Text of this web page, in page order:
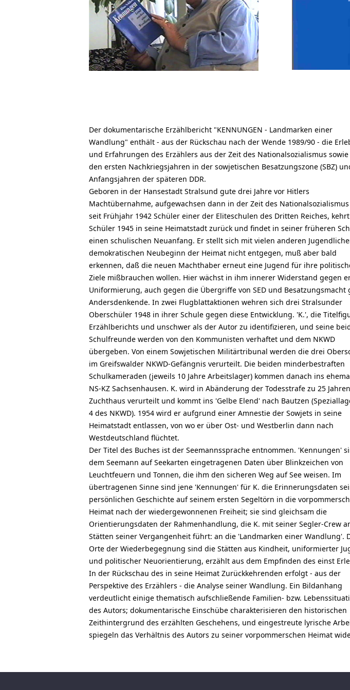
Der dokumentarische Erzählbericht "KENNUNGEN - Landmarken einer
Wandlung" enthält - aus der Rückschau nach der Wende 1989/90 - die
und Erfahrungen des Erzählers aus der Zeit des Nationalsozialismus sowie
den ersten Nachkriegsjahren in der sowjetischen Besatzungszone (SBZ)
Anfangsjahren der späteren DDR.
Geboren in der Hansestadt Stralsund gute drei Jahre vor Hitlers
Machtübernahme, aufgewachsen dann in der Zeit des
seit Frühjahr 1942 Schüler einer der Eliteschulen des Dritten Reiches,
Schüler 1945 in seine Heimatstadt zurück und findet in seiner früheren
einen schulischen Neuanfang. Er stellt sich mit vielen anderen
demokratischen Neubeginn der Heimat nicht entgegen, muß aber bald
erkennen, daß die neuen Machthaber erneut eine Jugend für ihre
Ziele mißbrauchen wollen. Hier wächst in ihm innerer Widerstand gegen
Uniformierung, auch gegen die Übergriffe von SED und Besatzungsmacht
Andersdenkende. In zwei Flugblattaktionen wehren sich drei Stralsunder
Oberschüler 1948 in ihrer Schule gegen diese Entwicklung. 'K.', die
Erzählberichts und unschwer als der Autor zu identifizieren, und seine
Schulfreunde werden von den Kommunisten verhaftet und dem NKWD
übergeben. Von einem Sowjetischen Militärtribunal werden die drei
im Greifswalder NKWD-Gefängnis verurteilt. Die beiden minderbestraften
Schulkameraden (jeweils 10 Jahre Arbeitslager) kommen danach ins
NS-KZ Sachsenhausen. K. wird in Abänderung der Todesstrafe zu 25 Jahren
Zuchthaus verurteilt und kommt ins 'Gelbe Elend' nach Bautzen
4 des NKWD). 1954 wird er aufgrund einer Amnestie der Sowjets in seine
Heimatstadt entlassen, von wo er über Ost- und Westberlin dann nach
Westdeutschland flüchtet.
Der Titel des Buches ist der Seemannssprache entnommen. 'Kennungen'
dem Seemann auf Seekarten eingetragenen Daten über Blinkzeichen von
Leuchtfeuern und Tonnen, die ihm den sicheren Weg auf See weisen. Im
übertragenen Sinne sind jene 'Kennungen' für K. die Erinnerungsdaten
persönlichen Geschichte auf seinem ersten Segeltörn in die
Heimat nach der wiedergewonnenen Freiheit; sie sind gleichsam die
Orientierungsdaten der Rahmenhandlung, die K. mit seiner Segler-Crew
Stätten seiner Vergangenheit führt: an die 'Landmarken einer Wandlung'.
Orte der Wiederbegegnung sind die Stätten aus Kindheit, uniformierter
und politischer Neuorientierung, erzählt aus dem Empfinden des einst
In der Rückschau des in seine Heimat Zurückkehrenden erfolgt - aus der
Perspektive des Erzählers - die Analyse seiner Wandlung. Ein Bildanhang
verdeutlicht einige thematisch aufschließende Familien- bzw.
des Autors; dokumentarische Einschübe charakterisieren den historischen
Zeithintergrund des erzählten Geschehens, und eingestreute lyrische
spiegeln das Verhältnis des Autors zu seiner vorpommerschen Heimat